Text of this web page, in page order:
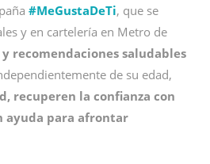
#MeGustaDeTi, que se
y en cartelería en Metro de
recomendaciones saludables
de su edad,
recuperen la confianza con
ayuda para afrontar